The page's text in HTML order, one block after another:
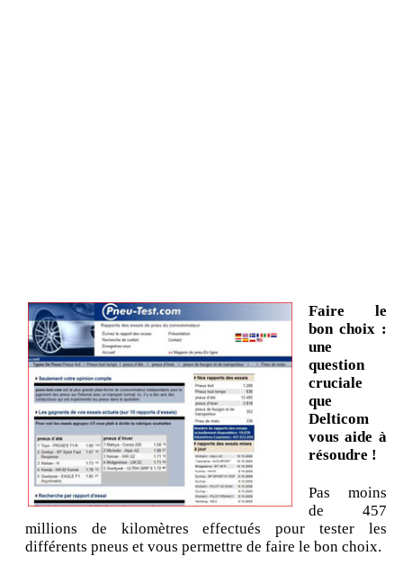
Faire le
bon choix :
une
question
cruciale
que
Delticom
vous aide à
résoudre !
Pas moins
de 457
millions de kilomètres effectués pour tester les
différents pneus et vous permettre de faire le bon choix.